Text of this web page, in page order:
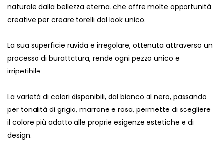
naturale dalla bellezza eterna, che offre molte opportunità
creative per creare torelli dal look unico.
La sua superficie ruvida e irregolare, ottenuta attraverso un
processo di burattatura, rende ogni pezzo unico e
irripetibile.
La varietà di colori disponibili, dal bianco al nero, passando
per tonalità di grigio, marrone e rosa, permette di scegliere
il colore più adatto alle proprie esigenze estetiche e di
design.